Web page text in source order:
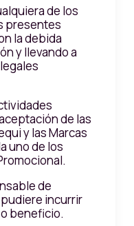
de los
presentes
la debida
y llevando a
de las
y las Marcas
uno de los
de
incurrir
beneficio.